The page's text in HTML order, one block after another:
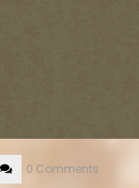
0 Comments